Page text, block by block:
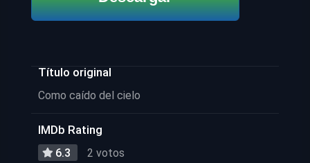
Título original
Como caído del cielo
IMDb Rating
6.3 2 votos